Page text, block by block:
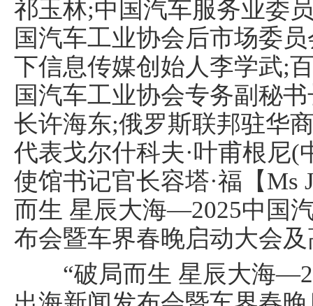
祁玉林;中国汽车服务业委
国汽车工业协会后市场委
下信息传媒创始人李学武;
国汽车工业协会专务副秘
长许海东;俄罗斯联邦驻华
代表戈尔什科夫·叶甫根尼
使馆书记官长容塔·福【Ms
而生 星辰大海—2025中国
布会暨车界春晚启动大会
“破局而生 星辰大海